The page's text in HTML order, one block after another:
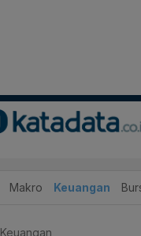
Makro Keuangan
Keuangan